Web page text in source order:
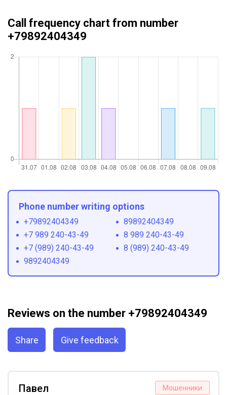
Call frequency chart from number
+79892404349
Phone number writing options
+79892404349
89892404349
+7 989 240-43-49
8 989 240-43-49
+7 (989) 240-43-49
8 (989) 240-43-49
9892404349
Reviews on the number +79892404349
Share Give feedback
Мошенники
Павел